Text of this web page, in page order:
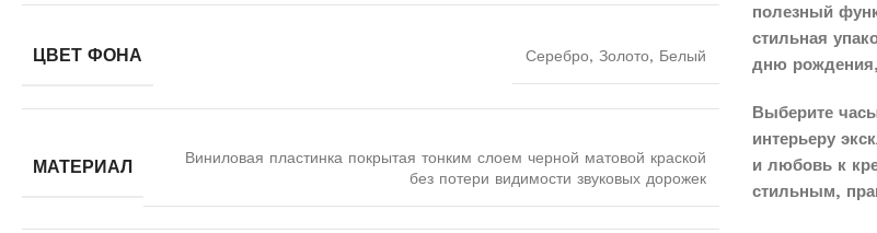
ЦВЕТ ФОНА Серебро, Золото, Белый
МАТЕРИАЛ
Виниловая пластинка покрытая тонким слоем черной матовой краской
без потери видимости звуковых дорожек
полезный
стильная
дню
Выберите
интерьеру
и любовь к
стильным,